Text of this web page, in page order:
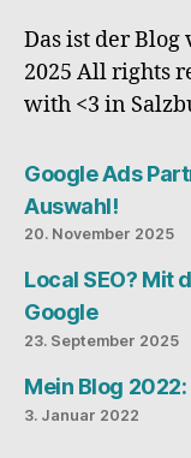
Das ist der Blog
2025 All rights
with <3 in
Google Ads
Auswahl!
20. November 2025
Local SEO? Mit
Google
23. September 2025
Mein Blog
3. Januar 2022